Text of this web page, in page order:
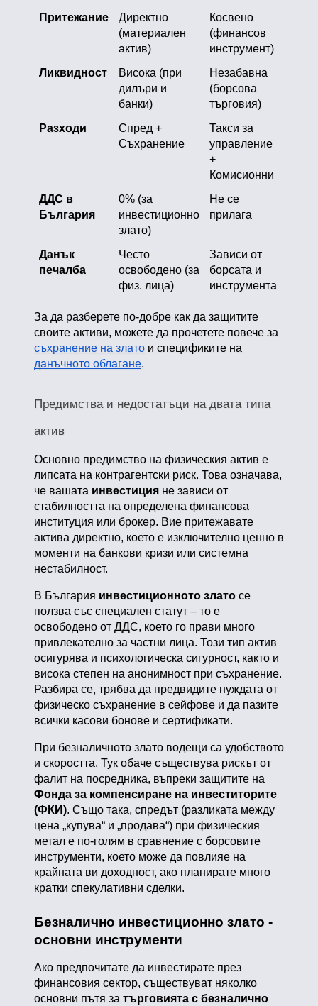
Притежание
Директно
(материален
актив)
Косвено
(финансов
инструмент)
Ликвидност
Висока (при
дилъри и
банки)
Незабавна
(борсова
търговия)
Разходи
Спред +
Съхранение
Такси за
управление
+
Комисионни
ДДС в
България
0% (за
инвестиционно
злато)
Не се
прилага
Данък
печалба
Често
освободено (за
физ. лица)
Зависи от
борсата и
инструмента
За да разберете по-добре как да защитите
своите активи, можете да прочетете повече за
съхранение на злато и спецификите на
данъчното облагане.
Предимства и недостатъци на двата типа
актив
Основно предимство на физическия актив е
липсата на контрагентски риск. Това означава,
че вашата инвестиция не зависи от
стабилността на определена финансова
институция или брокер. Вие притежавате
актива директно, което е изключително ценно в
моменти на банкови кризи или системна
нестабилност.
В България инвестиционното злато се
ползва със специален статут – то е
освободено от ДДС, което го прави много
привлекателно за частни лица. Този тип актив
осигурява и психологическа сигурност, както и
висока степен на анонимност при съхранение.
Разбира се, трябва да предвидите нуждата от
физическо съхранение в сейфове и да пазите
всички касови бонове и сертификати.
При безналичното злато водещи са удобството
и скоростта. Тук обаче съществува рискът от
фалит на посредника, въпреки защитите на
Фонда за компенсиране на инвеститорите
(ФКИ). Също така, спредът (разликата между
цена „купува“ и „продава“) при физическия
метал е по-голям в сравнение с борсовите
инструменти, което може да повлияе на
крайната ви доходност, ако планирате много
кратки спекулативни сделки.
Безналично инвестиционно злато -
основни инструменти
Ако предпочитате да инвестирате през
финансовия сектор, съществуват няколко
основни пътя за търговията с безналично